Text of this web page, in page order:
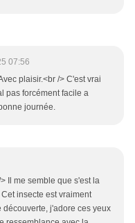
07:56
plaisir.<br /> C'est vrai
pas forcément facile a
journée.
Il me semble que s'est la
insecte est vraiment
j'adore ces yeux